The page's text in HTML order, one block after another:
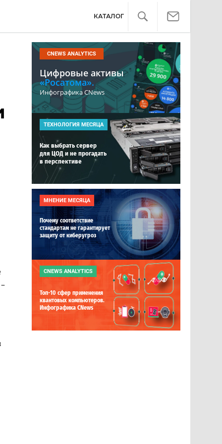
КАТАЛОГ
CNEWS ANALYTICS
Цифровые активы
«Росатома».
Инфографика CNews
ТЕХНОЛОГИЯ МЕСЯЦА
Как выбрать сервер
для ЦОД и не прогадать
в перспективе
МНЕНИЕ МЕСЯЦА
Почему соответствие
стандартам не гарантирует
защиту от киберугроз
CNEWS ANALYTICS
Топ-10 сфер применения
квантовых компьютеров.
Инфографика CNews